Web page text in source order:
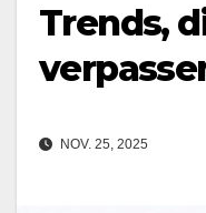
Trends,
NOV. 25, 2025